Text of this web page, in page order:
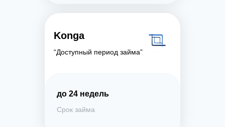
Konga
“Доступный период займа”
до 24 недель
Срок займа